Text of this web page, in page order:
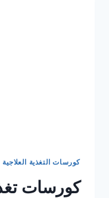
كورسات التغذية العلاجية
كورسات